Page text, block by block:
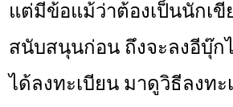
แต่มีข้อแม้ว่าต้องเป็นนักเขี
สนับสนุนก่อน ถึงจะลงอีบุ๊ก
ได้ลงทะเบียน มาดูวิธีลงทะ